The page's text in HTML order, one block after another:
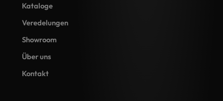
Kataloge
Veredelungen
Showroom
Über uns
Kontakt